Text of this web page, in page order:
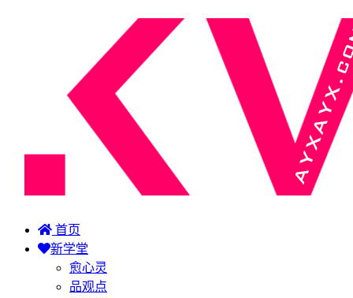
首页
新学堂
愈心灵
品观点